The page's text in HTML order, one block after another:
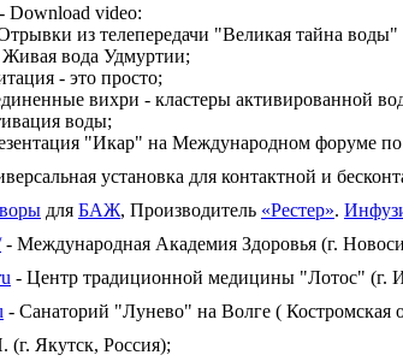
Download video:
из телепередачи "Великая тайна воды"
вода Удмуртии;
- это просто;
вихри - кластеры активированной
воды;
"Икар" на Международном форуме
установка для контактной и
для БАЖ, Производитель «Рестер».
- Международная Академия Здоровья (г.
- Центр традиционной медицины "Лотос" (г.
- Санаторий "Лунево" на Волге ( Костромская
Якутск, Россия);